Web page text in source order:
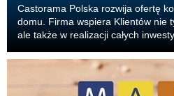
Castorama Polska rozwija ofertę
domu. Firma wspiera Klientów nie
ale także w realizacji całych
wykonawców i realizację prac.